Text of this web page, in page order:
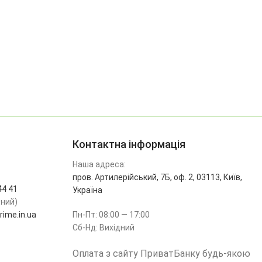
41
Контактна інформація
Наша адреса:
пров. Артилерійський, 7Б, оф. 2, 03113, Київ,
Україна
Пн-Пт: 08:00 — 17:00
Сб-Нд: Вихідний
Оплата з сайту ПриватБанку будь-якою